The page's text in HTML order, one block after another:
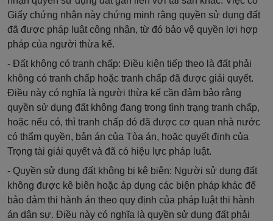
Giấy chứng nhận này chứng minh rằng quyền sử dụng đất
đã được pháp luật công nhận, từ đó bảo vệ quyền lợi hợp
pháp của người thừa kế.
- Đất không có tranh chấp: Điều kiện tiếp theo là đất phải
không có tranh chấp hoặc tranh chấp đã được giải quyết.
Điều này có nghĩa là người thừa kế cần đảm bảo rằng
quyền sử dụng đất không đang trong tình trạng tranh chấp,
hoặc nếu có, thì tranh chấp đó đã được cơ quan nhà nước
có thẩm quyền, bản án của Tòa án, hoặc quyết định của
Trọng tài giải quyết và đã có hiệu lực pháp luật.
- Quyền sử dụng đất không bị kê biên: Người sử dụng đất
không được kê biên hoặc áp dụng các biện pháp khác để
bảo đảm thi hành án theo quy định của pháp luật thi hành
án dân sự. Điều này có nghĩa là quyền sử dụng đất phải